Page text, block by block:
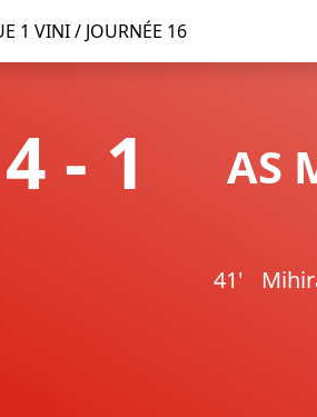
1 VINI / JOURNÉE 16
4 - 1 AS
41'